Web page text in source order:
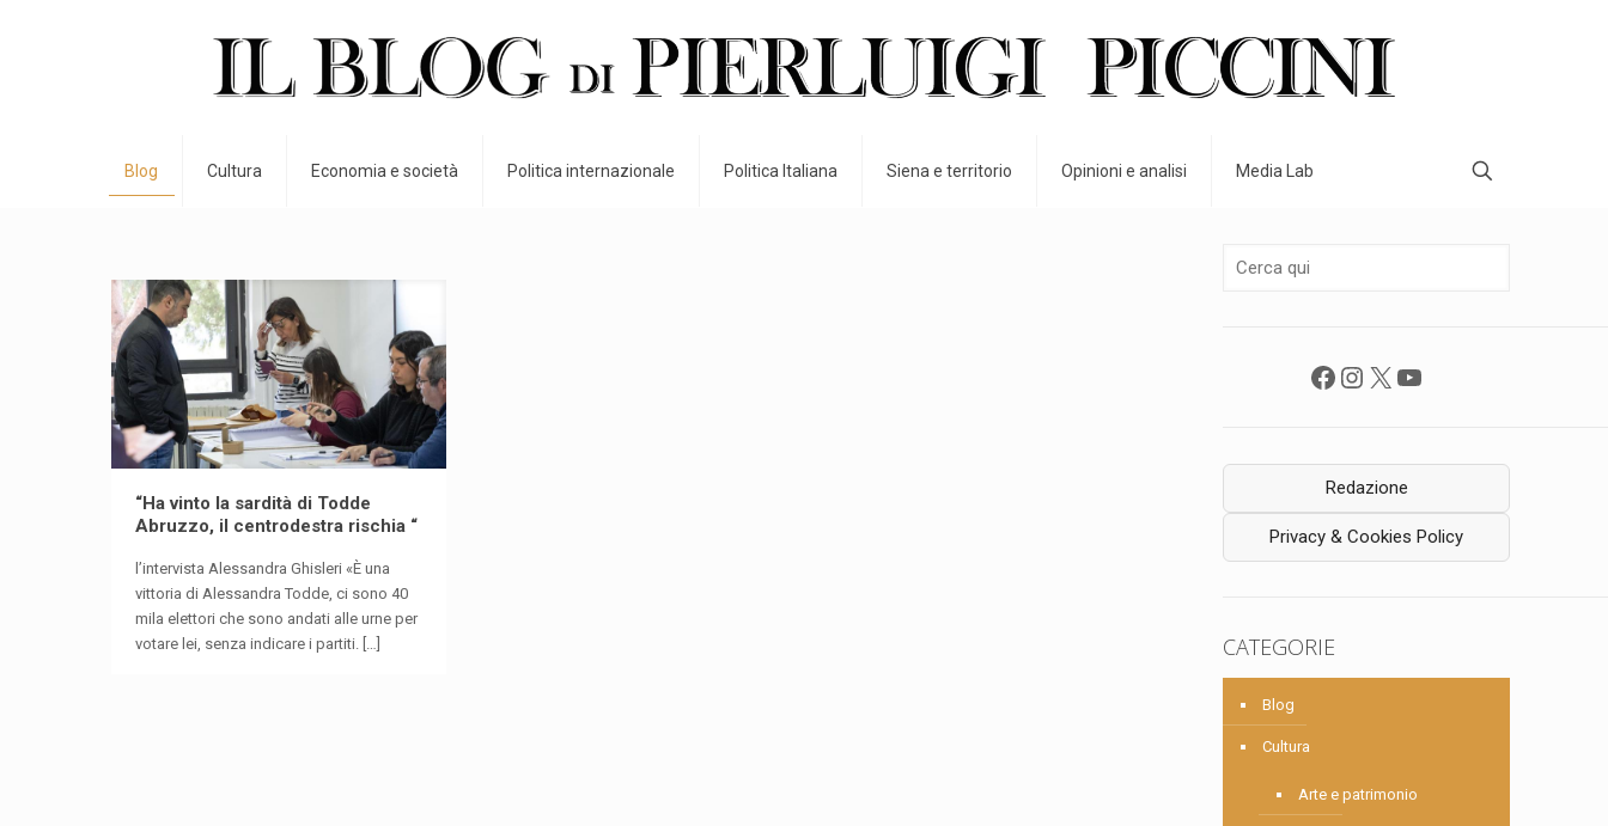
Blog Cultura Economia e società Politica internazionale Politica Italiana Siena e territorio Opinioni e analisi Media Lab
“Ha vinto la sardità di Todde
Abruzzo, il centrodestra rischia “
l’intervista Alessandra Ghisleri «È una
vittoria di Alessandra Todde, ci sono 40
mila elettori che sono andati alle urne per
votare lei, senza indicare i partiti.[…]
Facebook
Instagram
X YouTube
Redazione
Privacy & Cookies Policy
CATEGORIE
Blog
Cultura
Arte e patrimonio